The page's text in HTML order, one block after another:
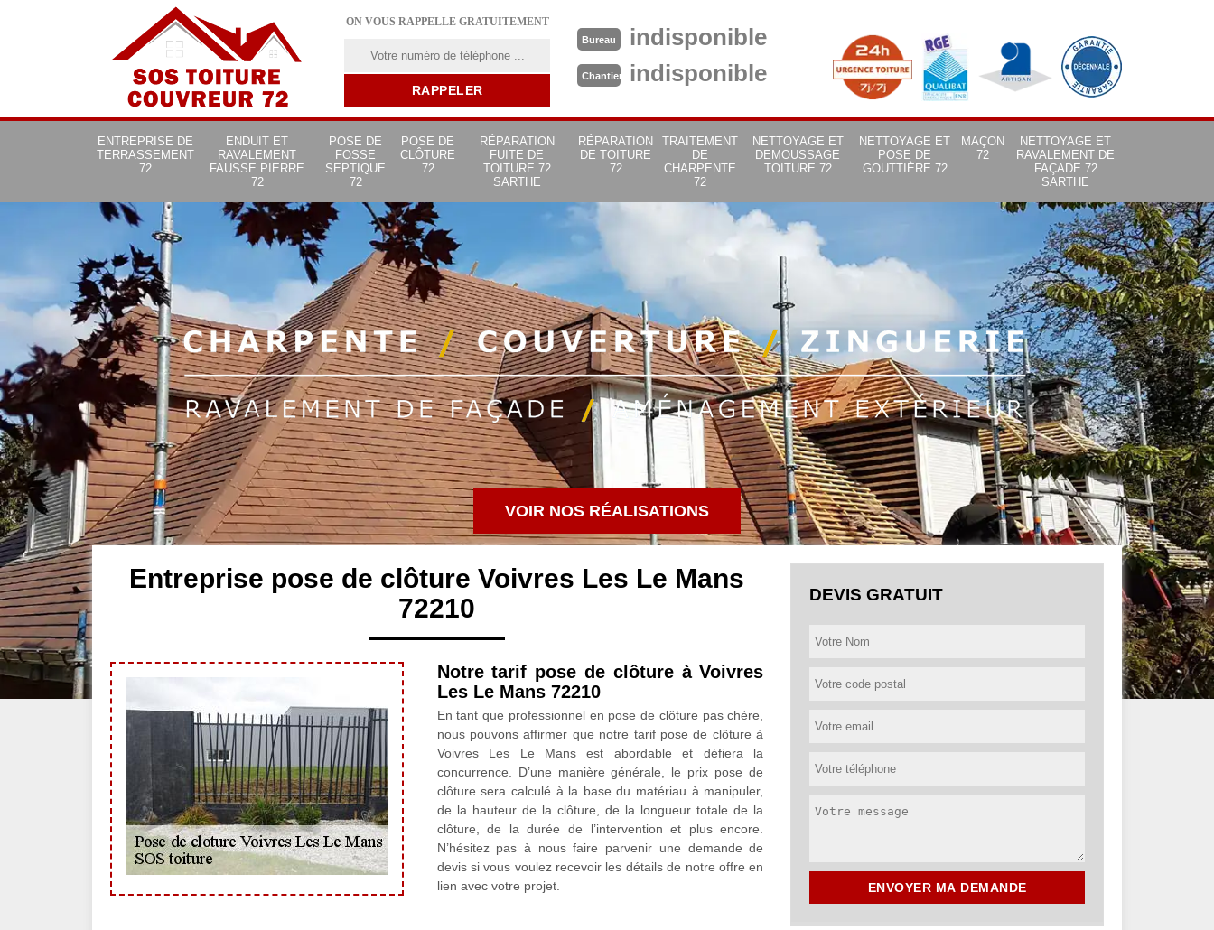
ON VOUS RAPPELLE GRATUITEMENT
Bureau indisponible
Chantier indisponible
ENTREPRISE DE
TERRASSEMENT
72
ENDUIT ET
RAVALEMENT
FAUSSE PIERRE
72
POSE DE
FOSSE
SEPTIQUE
72
POSE DE
CLÔTURE
72
RÉPARATION
FUITE DE
TOITURE 72
SARTHE
RÉPARATION
DE TOITURE
72
TRAITEMENT
DE
CHARPENTE
72
NETTOYAGE ET
DEMOUSSAGE
TOITURE 72
NETTOYAGE ET
POSE DE
GOUTTIÈRE 72
MAÇON
72
NETTOYAGE ET
RAVALEMENT DE
FAÇADE 72
SARTHE
VOIR NOS RÉALISATIONS
Entreprise pose de clôture Voivres Les Le Mans
72210
Notre tarif pose de clôture à Voivres
Les Le Mans 72210
En tant que professionnel en pose de clôture pas chère,
nous pouvons affirmer que notre tarif pose de clôture à
Voivres Les Le Mans est abordable et défiera la
concurrence. D’une manière générale, le prix pose de
clôture sera calculé à la base du matériau à manipuler,
de la hauteur de la clôture, de la longueur totale de la
clôture, de la durée de l’intervention et plus encore.
N’hésitez pas à nous faire parvenir une demande de
devis si vous voulez recevoir les détails de notre offre en
lien avec votre projet.
DEVIS GRATUIT